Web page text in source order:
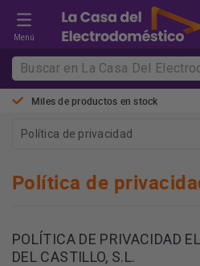
Menú
Miles de productos en stock
Política de privacidad
Política de
POLÍTICA DE PRIVACIDAD
DEL CASTILLO, S.L.